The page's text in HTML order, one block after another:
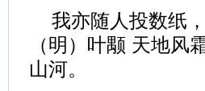
我亦随人投数纸
（明）叶颙 天地风
山河。